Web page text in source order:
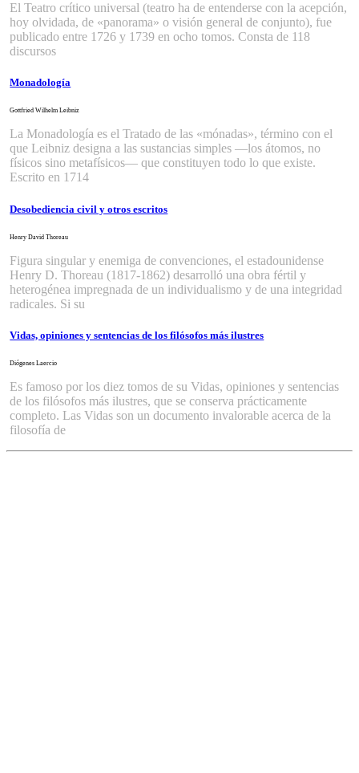
El Teatro crítico universal (teatro ha de entenderse con la acepción,
hoy olvidada, de «panorama» o visión general de conjunto), fue
publicado entre 1726 y 1739 en ocho tomos. Consta de 118
discursos
Monadología
Gottfried Wilhelm Leibniz
La Monadología es el Tratado de las «mónadas», término con el
que Leibniz designa a las sustancias simples —los átomos, no
físicos sino metafísicos— que constituyen todo lo que existe.
Escrito en 1714
Desobediencia civil y otros escritos
Henry David Thoreau
Figura singular y enemiga de convenciones, el estadounidense
Henry D. Thoreau (1817-1862) desarrolló una obra fértil y
heterogénea impregnada de un individualismo y de una integridad
radicales. Si su
Vidas, opiniones y sentencias de los filósofos más ilustres
Diógenes Laercio
Es famoso por los diez tomos de su Vidas, opiniones y sentencias
de los filósofos más ilustres, que se conserva prácticamente
completo. Las Vidas son un documento invalorable acerca de la
filosofía de